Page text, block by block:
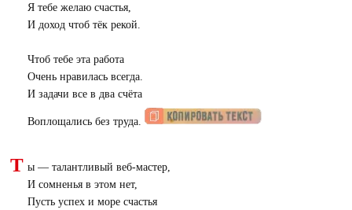
Я тебе желаю счастья,
И доход чтоб тёк рекой.
Чтоб тебе эта работа
Очень нравилась всегда.
И задачи все в два счёта
Воплощались без труда.
Т ы — талантливый веб-мастер,
И сомненья в этом нет,
Пусть успех и море счастья